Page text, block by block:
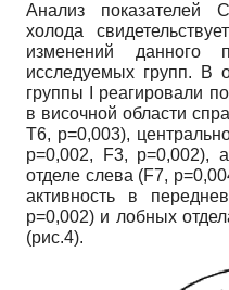
Анализ
холода
изменений данного
исследуемых групп. В
группы I реагировали
в височной области
T6, p=0,003),
p=0,002, F3, p=0,002),
отделе слева (F7,
активность в
p=0,002) и лобных
(рис.4).